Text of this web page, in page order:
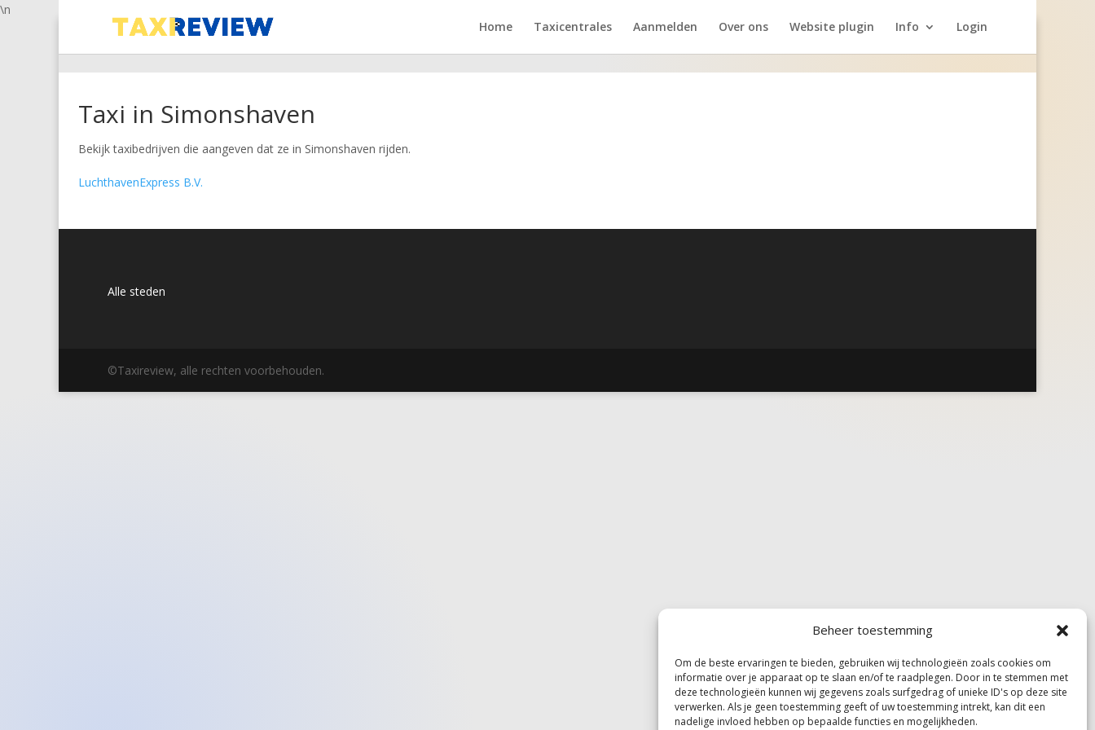
Beheer toestemming
Om de beste ervaringen te bieden, gebruiken wij technologieën zoals cookies om
informatie over je apparaat op te slaan en/of te raadplegen. Door in te stemmen met
deze technologieën kunnen wij gegevens zoals surfgedrag of unieke ID's op deze site
verwerken. Als je geen toestemming geeft of uw toestemming intrekt, kan dit een
nadelige invloed hebben op bepaalde functies en mogelijkheden.
\n
Home
Taxicentrales Aanmelden Over ons Website plugin Info Login
Taxi in Simonshaven
Bekijk taxibedrijven die aangeven dat ze in Simonshaven rijden.
LuchthavenExpress B.V.
Alle steden
©Taxireview, alle rechten voorbehouden.